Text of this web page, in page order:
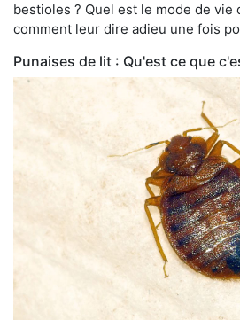
bestioles ? Quel est le mode de vie
comment leur dire adieu une fois
Punaises de lit : Qu'est ce que